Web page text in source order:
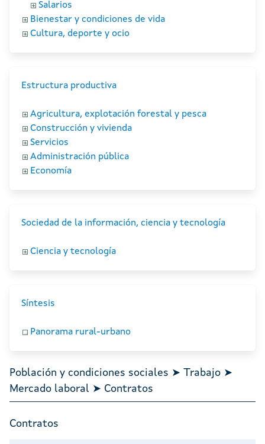
Salarios
Bienestar y condiciones de vida
Cultura, deporte y ocio
Estructura productiva
Agricultura, explotación forestal y pesca
Construcción y vivienda
Servicios
Administración pública
Economía
Sociedad de la información, ciencia y tecnología
Ciencia y tecnología
Síntesis
Panorama rural-urbano
Población y condiciones sociales ➤ Trabajo ➤
Mercado laboral ➤ Contratos
Contratos